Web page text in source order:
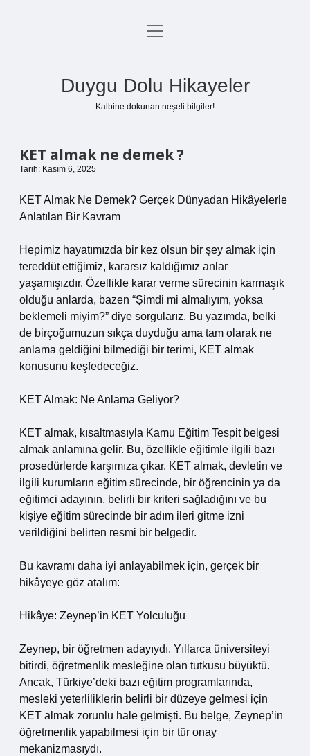
Anasayfa
menüyü
Duygu Dolu Hikayeler
Kalbine dokunan neşeli bilgiler!
KET almak ne demek ?
Tarih: Kasım 6, 2025
KET Almak Ne Demek? Gerçek Dünyadan Hikâyelerle
Anlatılan Bir Kavram
Hepimiz hayatımızda bir kez olsun bir şey almak için
tereddüt ettiğimiz, kararsız kaldığımız anlar
yaşamışızdır. Özellikle karar verme sürecinin karmaşık
olduğu anlarda, bazen “Şimdi mi almalıyım, yoksa
beklemeli miyim?” diye sorgularız. Bu yazımda, belki
de birçoğumuzun sıkça duyduğu ama tam olarak ne
anlama geldiğini bilmediği bir terimi, KET almak
konusunu keşfedeceğiz.
KET Almak: Ne Anlama Geliyor?
KET almak, kısaltmasıyla Kamu Eğitim Tespit belgesi
almak anlamına gelir. Bu, özellikle eğitimle ilgili bazı
prosedürlerde karşımıza çıkar. KET almak, devletin ve
ilgili kurumların eğitim sürecinde, bir öğrencinin ya da
eğitimci adayının, belirli bir kriteri sağladığını ve bu
kişiye eğitim sürecinde bir adım ileri gitme izni
verildiğini belirten resmi bir belgedir.
Bu kavramı daha iyi anlayabilmek için, gerçek bir
hikâyeye göz atalım:
Hikâye: Zeynep’in KET Yolculuğu
Zeynep, bir öğretmen adayıydı. Yıllarca üniversiteyi
bitirdi, öğretmenlik mesleğine olan tutkusu büyüktü.
Ancak, Türkiye’deki bazı eğitim programlarında,
mesleki yeterliliklerin belirli bir düzeye gelmesi için
KET almak zorunlu hale gelmişti. Bu belge, Zeynep’in
öğretmenlik yapabilmesi için bir tür onay
mekanizmasıydı.